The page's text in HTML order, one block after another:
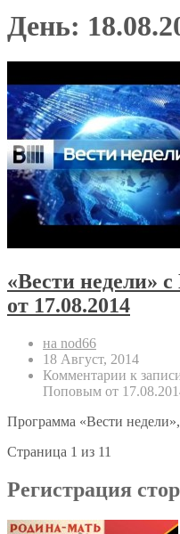
День:
«Вести недели»
от 17.08.2014
на nod66
18 Август, 2014
Комментарии к
Поповым от
Программа «Вести
Страница 1 из 11
Регистрация